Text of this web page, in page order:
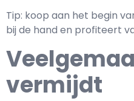
Tip: koop aan het begin
bij de hand en profiteert
vermijdt